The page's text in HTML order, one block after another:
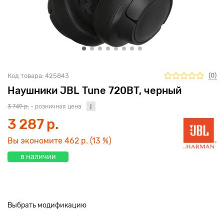
Наушники JBL Tune 720BT, черный
Код товара: 425843 (0)
3 749 р. - розничная цена
3 287 р.
Вы экономите 462 р. (13 %)
в наличии
Выбрать модификацию